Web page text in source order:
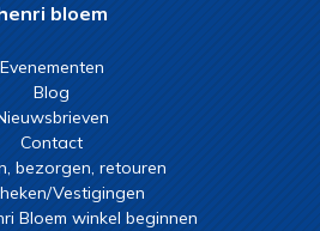
bloem
Evenementen
Blog
Contact
bezorgen, retouren
Vestigingen
Bloem winkel beginnen